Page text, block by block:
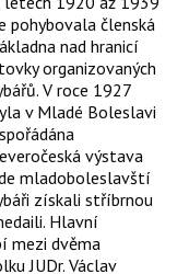
pohybovala členská
nad hranicí
organizovaných
V roce 1927
v Mladé Boleslavi
výstava
mladoboleslavští
získali stříbrnou
Hlavní
mezi dvěma
JUDr. Václav